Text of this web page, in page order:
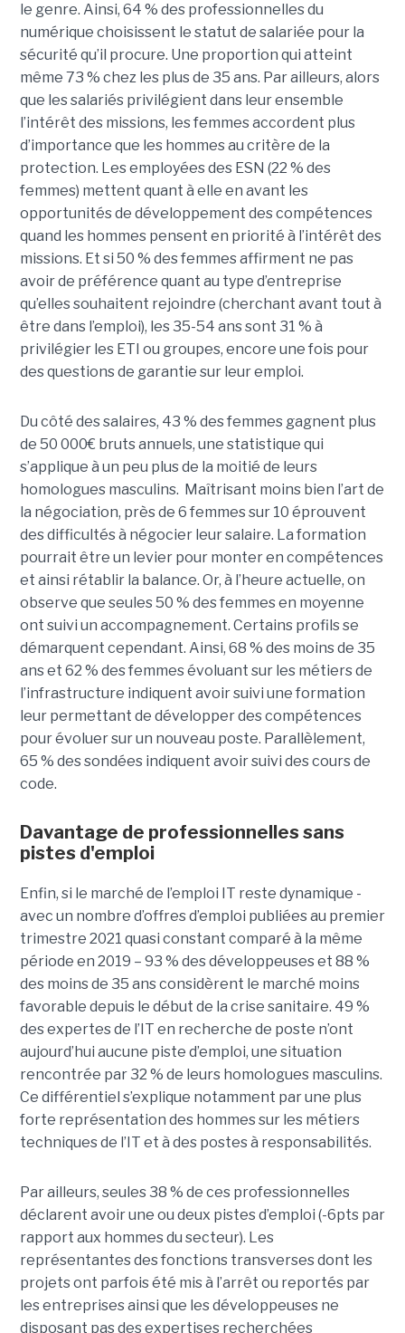
le genre. Ainsi, 64 % des professionnelles du
numérique choisissent le statut de salariée pour la
sécurité qu’il procure. Une proportion qui atteint
même 73 % chez les plus de 35 ans. Par ailleurs, alors
que les salariés privilégient dans leur ensemble
l’intérêt des missions, les femmes accordent plus
d’importance que les hommes au critère de la
protection. Les employées des ESN (22 % des
femmes) mettent quant à elle en avant les
opportunités de développement des compétences
quand les hommes pensent en priorité à l’intérêt des
missions. Et si 50 % des femmes affirment ne pas
avoir de préférence quant au type d’entreprise
qu’elles souhaitent rejoindre (cherchant avant tout à
être dans l’emploi), les 35-54 ans sont 31 % à
privilégier les ETI ou groupes, encore une fois pour
des questions de garantie sur leur emploi.
Du côté des salaires, 43 % des femmes gagnent plus
de 50 000€ bruts annuels, une statistique qui
s’applique à un peu plus de la moitié de leurs
homologues masculins. Maîtrisant moins bien l’art de
la négociation, près de 6 femmes sur 10 éprouvent
des difficultés à négocier leur salaire. La formation
pourrait être un levier pour monter en compétences
et ainsi rétablir la balance. Or, à l’heure actuelle, on
observe que seules 50 % des femmes en moyenne
ont suivi un accompagnement. Certains profils se
démarquent cependant. Ainsi, 68 % des moins de 35
ans et 62 % des femmes évoluant sur les métiers de
l’infrastructure indiquent avoir suivi une formation
leur permettant de développer des compétences
pour évoluer sur un nouveau poste. Parallèlement,
65 % des sondées indiquent avoir suivi des cours de
code.
Davantage de professionnelles sans
pistes d'emploi
Enfin, si le marché de l’emploi IT reste dynamique -
avec un nombre d’offres d’emploi publiées au premier
trimestre 2021 quasi constant comparé à la même
période en 2019 – 93 % des développeuses et 88 %
des moins de 35 ans considèrent le marché moins
favorable depuis le début de la crise sanitaire. 49 %
des expertes de l’IT en recherche de poste n’ont
aujourd’hui aucune piste d’emploi, une situation
rencontrée par 32 % de leurs homologues masculins.
Ce différentiel s’explique notamment par une plus
forte représentation des hommes sur les métiers
techniques de l’IT et à des postes à responsabilités.
Par ailleurs, seules 38 % de ces professionnelles
déclarent avoir une ou deux pistes d’emploi (-6pts par
rapport aux hommes du secteur). Les
représentantes des fonctions transverses dont les
projets ont parfois été mis à l’arrêt ou reportés par
les entreprises ainsi que les développeuses ne
disposant pas des expertises recherchées